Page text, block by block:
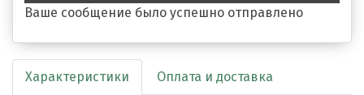
Ваше сообщение было успешно отправлено
Характеристики
Оплата и доставка